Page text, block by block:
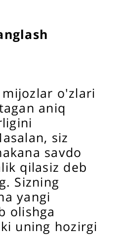
o'zlari
aniq
siz
savdo
qilasiz deb
Sizning
yangi
olishga
uning hozirgi